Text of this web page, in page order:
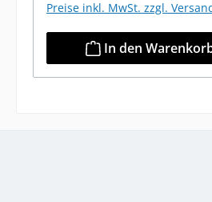
Preise inkl. MwSt. zzgl.
In den